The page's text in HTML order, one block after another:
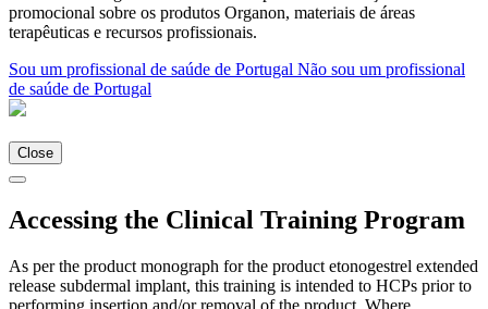
promocional sobre os produtos Organon, materiais de áreas
terapêuticas e recursos profissionais.
Sou um profissional de saúde de Portugal Não sou um profissional
de saúde de Portugal
Close
Accessing the Clinical Training Program
As per the product monograph for the product etonogestrel extended
release subdermal implant, this training is intended to HCPs prior to
performing insertion and/or removal of the product. Where